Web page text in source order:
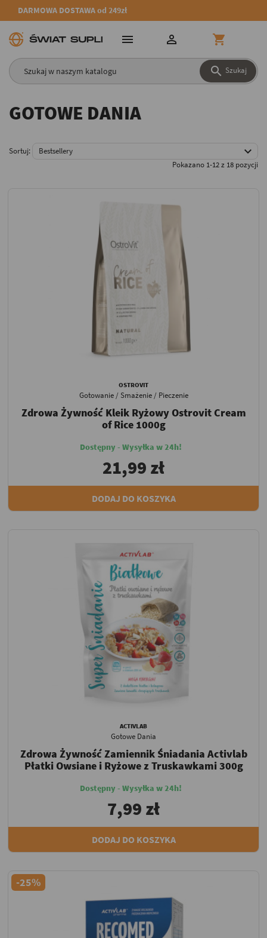
DARMOWA DOSTAWA od 249zł
 Szukaj
  
GOTOWE DANIA
Sortuj: Bestsellery 
Pokazano 1-12 z 18 pozycji
OSTROVIT
Gotowanie / Smażenie / Pieczenie
Zdrowa Żywność Kleik Ryżowy Ostrovit Cream
of Rice 1000g
Dostępny - Wysyłka w 24h!
21,99 zł
DODAJ DO KOSZYKA
ACTIVLAB
Gotowe Dania
Zdrowa Żywność Zamiennik Śniadania Activlab
Płatki Owsiane i Ryżowe z Truskawkami 300g
Dostępny - Wysyłka w 24h!
7,99 zł
DODAJ DO KOSZYKA
-25%